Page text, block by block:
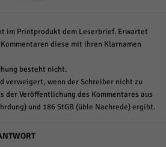
im Printprodukt dem Leserbrief. Erwartet
diese mit ihren Klarnamen
besteht nicht.
verweigert, wenn der Schreiber nicht zu
Veröffentlichung des Kommentares aus
und 186 StGB (üble Nachrede) ergibt.